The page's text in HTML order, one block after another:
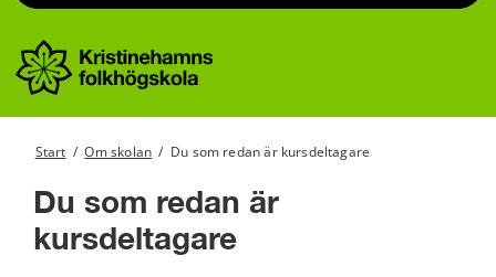
Start / Om skolan / Du som redan är kursdeltagare
Du som redan är
kursdeltagare